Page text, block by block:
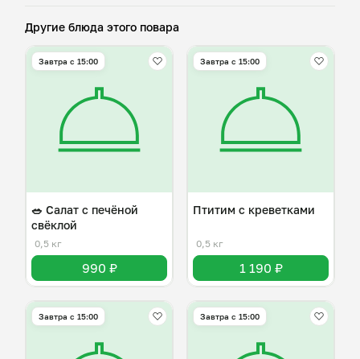
Другие блюда этого повара
Завтра c 15:00
🥗 Салат с печёной
свёклой
0,5 кг
990 ₽
Завтра c 15:00
Птитим с креветками
0,5 кг
1 190 ₽
Завтра c 15:00 Завтра c 15:00